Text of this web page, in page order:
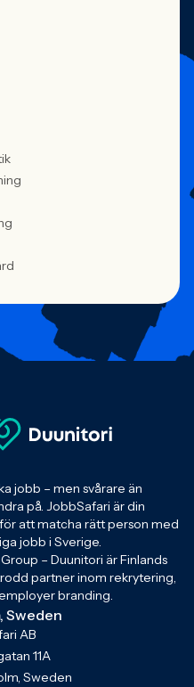
jobb – men svårare än
på. JobbSafari är din
att matcha rätt person med
jobb i Sverige.
– Duunitori är Finlands
partner inom rekrytering,
branding.
Sweden
AB
11A
Sweden